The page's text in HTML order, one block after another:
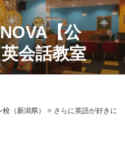
【公
会話教室
校（新潟県） > さらに英語が好きに